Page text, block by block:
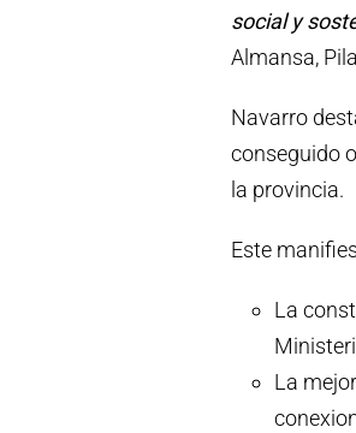
social y
Almansa,
Navarro
conseguido
la provincia.
Este
La
La